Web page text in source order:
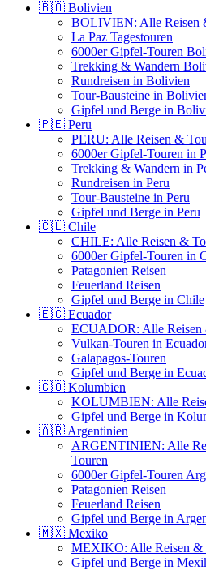
🇧🇴 Bolivien
BOLIVIEN: Alle Reisen
La Paz Tagestouren
6000er Gipfel-Touren
Trekking & Wandern
Rundreisen in Bolivien
Tour-Bausteine in
Gipfel und Berge in
🇵🇪 Peru
PERU: Alle Reisen &
6000er Gipfel-Touren in
Trekking & Wandern in
Rundreisen in Peru
Tour-Bausteine in Peru
Gipfel und Berge in Peru
🇨🇱 Chile
CHILE: Alle Reisen &
6000er Gipfel-Touren in
Patagonien Reisen
Feuerland Reisen
Gipfel und Berge in Chile
🇪🇨 Ecuador
ECUADOR: Alle Reisen
Vulkan-Touren in
Galapagos-Touren
Gipfel und Berge in
🇨🇴 Kolumbien
KOLUMBIEN: Alle
Gipfel und Berge in
🇦🇷 Argentinien
ARGENTINIEN: Alle
Touren
6000er Gipfel-Touren
Patagonien Reisen
Feuerland Reisen
Gipfel und Berge in
🇲🇽 Mexiko
MEXIKO: Alle Reisen &
Gipfel und Berge in